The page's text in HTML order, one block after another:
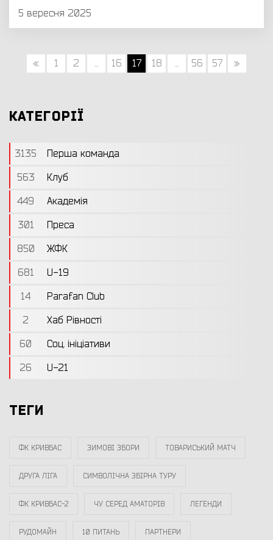
5 вересня 2025
« 1 2 ... 16 17 18 ... 56 57 »
КАТЕГОРІЇ
3135
Перша команда
563
Клуб
449
Академія
301
Преса
850
ЖФК
681
U-19
14
Parafan Club
2
Хаб Рівності
60
Соц. ініціативи
26
U-21
ТЕГИ
ФК КРИВБАС ЗИМОВІ ЗБОРИ ТОВАРИСЬКИЙ МАТЧ
ДРУГА ЛІГА СИМВОЛІЧНА ЗБІРНА ТУРУ
ФК КРИВБАС-2 ЧУ СЕРЕД АМАТОРІВ ЛЕГЕНДИ
РУДОМАЙН 10 ПИТАНЬ ПАРТНЕРИ